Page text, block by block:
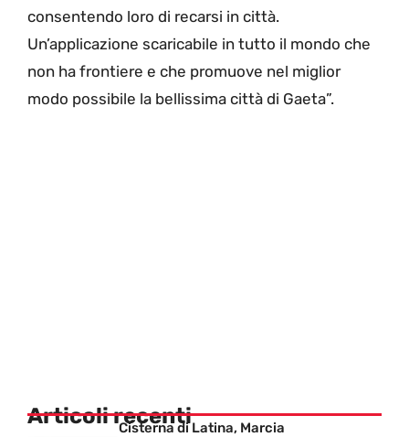
consentendo loro di recarsi in città.
Un’applicazione scaricabile in tutto il mondo che
non ha frontiere e che promuove nel miglior
modo possibile la bellissima città di Gaeta”.
Articoli recentiCisterna di Latina, Marcia